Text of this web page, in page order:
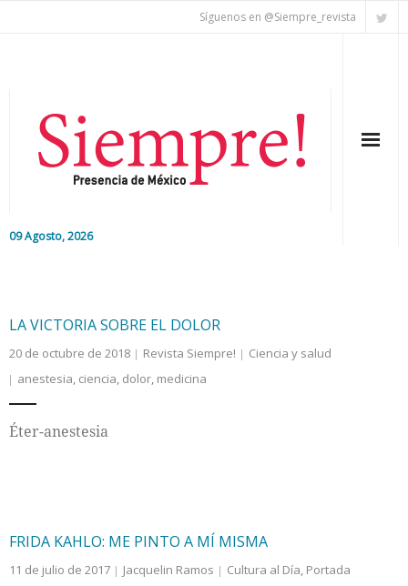
Síguenos en @Siempre_revista
09 Agosto, 2026
Nacional
LA VICTORIA SOBRE EL DOLOR
20 de octubre de 2018 Revista Siempre!
Ciencia y salud
anestesia, ciencia, dolor, medicina
Éter-anestesia
FRIDA KAHLO: ME PINTO A MÍ MISMA
11 de julio de 2017 Jacquelin Ramos Cultura al Día, Portada